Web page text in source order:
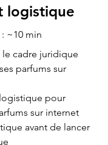
logistique
~10 min
cadre juridique
parfums sur
pour
sur internet
avant de lancer